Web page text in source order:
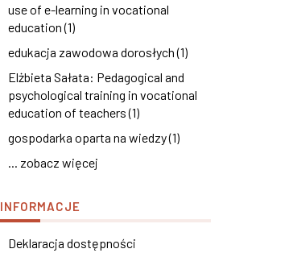
use of e-learning in vocational
education (1)
edukacja zawodowa dorosłych (1)
Elżbieta Sałata: Pedagogical and
psychological training in vocational
education of teachers (1)
gospodarka oparta na wiedzy (1)
... zobacz więcej
INFORMACJE
Deklaracja dostępności